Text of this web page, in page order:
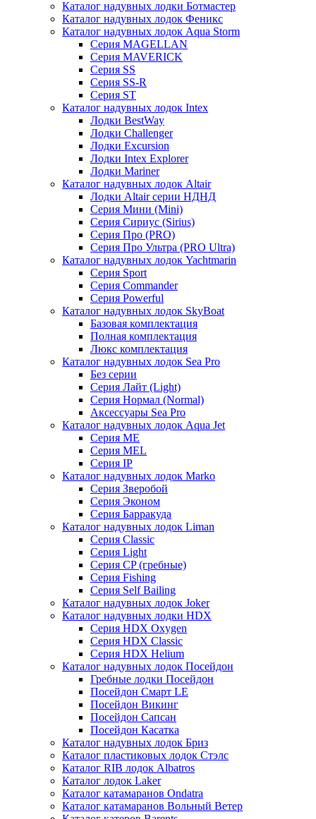
Каталог надувных лодки Ботмастер
Каталог надувных лодок Феникc
Каталог надувных лодок Aqua Storm
Серия MAGELLAN
Серия MAVERICK
Серия SS
Серия SS-R
Серия ST
Каталог надувных лодок Intex
Лодки BestWay
Лодки Challenger
Лодки Excursion
Лодки Intex Explorer
Лодки Mariner
Каталог надувных лодок Altair
Лодки Altair серии НДНД
Серия Мини (Mini)
Серия Сириус (Sirius)
Серия Про (PRO)
Серия Про Ультра (PRO Ultra)
Каталог надувных лодок Yachtmarin
Серия Sport
Серия Commander
Серия Powerful
Каталог надувных лодок SkyBoat
Базовая комплектация
Полная комплектация
Люкс комплектация
Каталог надувных лодок Sea Pro
Без серии
Серия Лайт (Light)
Серия Нормал (Normal)
Аксессуары Sea Pro
Каталог надувных лодок Aqua Jet
Серия ME
Серия MEL
Серия IP
Каталог надувных лодок Marko
Серия Зверобой
Серия Эконом
Серия Барракуда
Каталог надувных лодок Liman
Серия Classic
Серия Light
Серия CP (гребные)
Серия Fishing
Серия Self Bailing
Каталог надувных лодок Joker
Каталог надувных лодки HDX
Серия HDX Oxygen
Серия HDX Classic
Серия HDX Helium
Каталог надувных лодок Посейдон
Гребные лодки Посейдон
Посейдон Смарт LE
Посейдон Викинг
Посейдон Сапсан
Посейдон Касатка
Каталог надувных лодок Бриз
Каталог пластиковых лодок Стэлс
Каталог RIB лодок Albatros
Каталог лодок Laker
Каталог катамаранов Ondatra
Каталог катамаранов Вольный Ветер